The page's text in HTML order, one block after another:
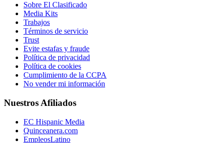
Sobre El Clasificado
Media Kits
Trabajos
Términos de servicio
Trust
Evite estafas y fraude
Política de privacidad
Política de cookies
Cumplimiento de la CCPA
No vender mi información
Nuestros Afiliados
EC Hispanic Media
Quinceanera.com
EmpleosLatino